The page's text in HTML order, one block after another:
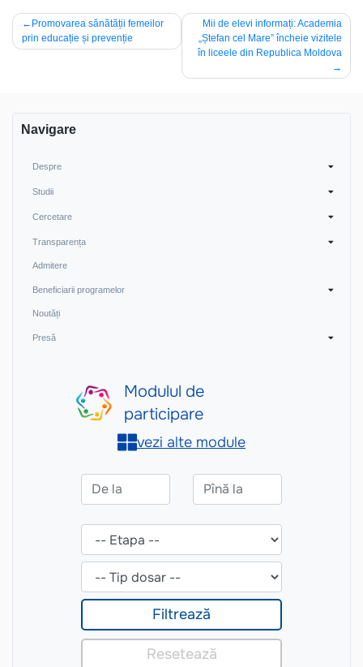
Navigare
în
Promovarea sănătății femeilor
prin educație și prevenție
Mii de elevi informați: Academia
„Ștefan cel Mare” încheie vizitele
în liceele din Republica Moldova
Navigare
Despre
Studii
Cercetare
Transparența
Admitere
Beneficiarii programelor
Noutăți
Presă